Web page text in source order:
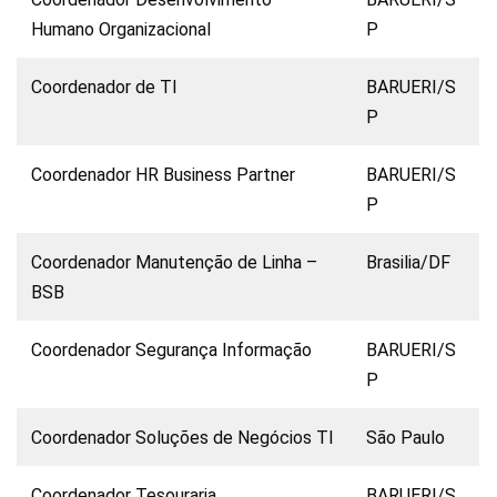
Humano Organizacional
P
Coordenador de TI
BARUERI/S
P
Coordenador HR Business Partner
BARUERI/S
P
Coordenador Manutenção de Linha –
BSB
Brasilia/DF
Coordenador Segurança Informação
BARUERI/S
P
Coordenador Soluções de Negócios TI São Paulo